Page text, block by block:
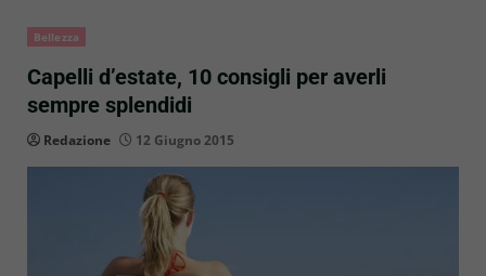
Bellezza
Capelli d’estate, 10 consigli per averli
sempre splendidi
Redazione 12 Giugno 2015